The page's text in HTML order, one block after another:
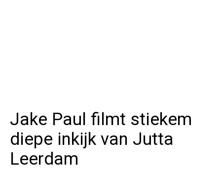
Jake Paul filmt stiekem
diepe inkijk van Jutta
Leerdam